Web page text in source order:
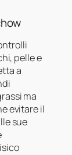
pelle e
a
ma
evitare il
sue